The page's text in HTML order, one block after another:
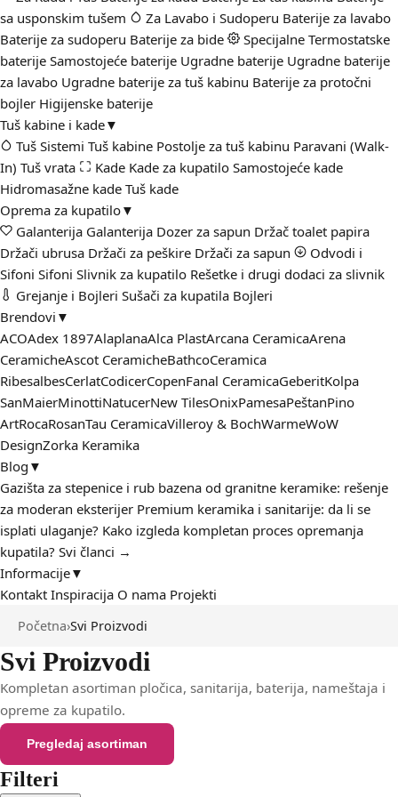
sa usponskim tušem
Za Lavabo i Sudoperu Baterije za lavabo
Baterije za sudoperu Baterije za bide Specijalne Termostatske
baterije Samostojeće baterije Ugradne baterije Ugradne baterije
za lavabo Ugradne baterije za tuš kabinu Baterije za protočni
bojler Higijenske baterije
Tuš kabine i kade▼
Tuš Sistemi Tuš kabine Postolje za tuš kabinu Paravani (Walk-
In) Tuš vrata Kade Kade za kupatilo Samostojeće kade
Hidromasažne kade Tuš kade
Oprema za kupatilo▼
Galanterija Galanterija Dozer za sapun Držač toalet papira
Držači ubrusa Držači za peškire Držači za sapun
Odvodi i
Sifoni Sifoni Slivnik za kupatilo Rešetke i drugi dodaci za slivnik
Grejanje i Bojleri Sušači za kupatila Bojleri
Brendovi ▼
ACOAdex 1897AlaplanaAlca PlastArcana CeramicaArena
CeramicheAscot CeramicheBathcoCeramica
RibesalbesCerlatCodicerCopenFanal CeramicaGeberitKolpa
SanMaierMinottiNatucerNew TilesOnixPamesaPeštanPino
ArtRocaRosanTau CeramicaVilleroy & BochWarmeWoW
DesignZorka Keramika
Blog ▼
Gazišta za stepenice i rub bazena od granitne keramike: rešenje
za moderan eksterijer Premium keramika i sanitarije: da li se
isplati ulaganje? Kako izgleda kompletan proces opremanja
kupatila? Svi članci →
Informacije▼
Kontakt Inspiracija O nama Projekti
Početna›Svi Proizvodi
Svi Proizvodi
Kompletan asortiman pločica, sanitarija, baterija, nameštaja i
opreme za kupatilo.
Pregledaj asortiman
Filteri